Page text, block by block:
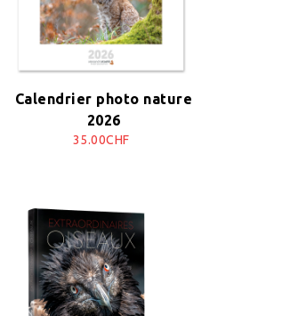
Calendrier photo nature
2026
35.00CHF